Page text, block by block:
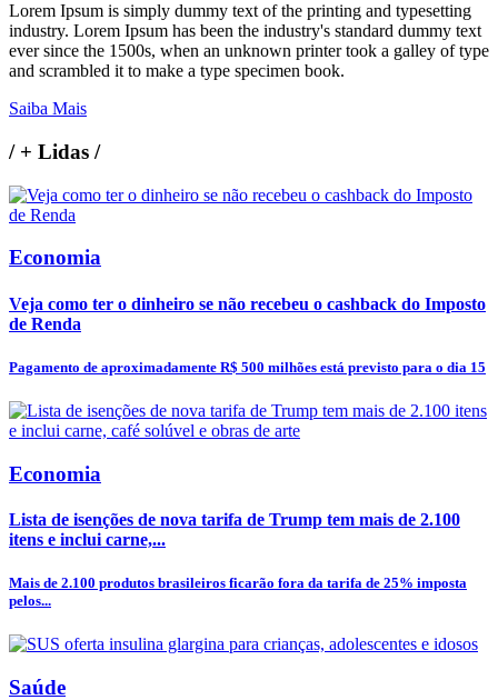
Lorem Ipsum is simply dummy text of the printing and typesetting
industry. Lorem Ipsum has been the industry's standard dummy text
ever since the 1500s, when an unknown printer took a galley of type
and scrambled it to make a type specimen book.
Saiba Mais
/+ Lidas /
Economia
Veja como ter o dinheiro se não recebeu o cashback do Imposto
de Renda
Pagamento de aproximadamente R$ 500 milhões está previsto para o dia 15
Economia
Lista de isenções de nova tarifa de Trump tem mais de 2.100
itens e inclui carne,...
Mais de 2.100 produtos brasileiros ficarão fora da tarifa de 25% imposta
pelos...
Saúde